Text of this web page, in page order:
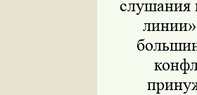
слушания